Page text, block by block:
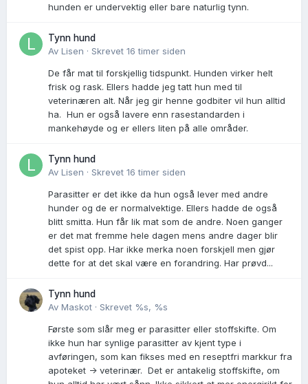
hunden er undervektig eller bare naturlig tynn.
Tynn hund
Av Lisen · Skrevet 16 timer siden
De får mat til forskjellig tidspunkt. Hunden virker helt
frisk og rask. Ellers hadde jeg tatt hun med til
veterinæren alt. Når jeg gir henne godbiter vil hun alltid
ha. Hun er også lavere enn rasestandarden i
mankehøyde og er ellers liten på alle områder.
Tynn hund
Av Lisen · Skrevet 16 timer siden
Parasitter er det ikke da hun også lever med andre
hunder og de er normalvektige. Ellers hadde de også
blitt smitta. Hun får lik mat som de andre. Noen ganger
er det mat fremme hele dagen mens andre dager blir
det spist opp. Har ikke merka noen forskjell men gjør
dette for at det skal være en forandring. Har prøvd...
Tynn hund
Av Maskot · Skrevet %s, %s
Første som slår meg er parasitter eller stoffskifte. Om
ikke hun har synlige parasitter av kjent type i
avføringen, som kan fikses med en reseptfri markkur fra
apoteket -> veterinær. Det er antakelig stoffskifte, om